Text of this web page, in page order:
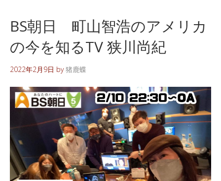
BS朝日 町山智浩のアメリカ
の今を知るTV 狭川尚紀
2022年2月9日 by猪鹿蝶